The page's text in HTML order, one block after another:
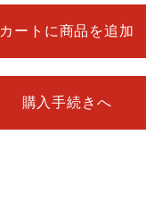
カートに商品を追加
購入手続きへ